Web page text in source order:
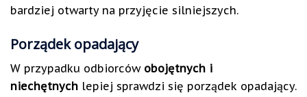
bardziej otwarty na przyjęcie silniejszych.
Porządek opadający
W przypadku odbiorców obojętnych i
niechętnych lepiej sprawdzi się porządek opadający.